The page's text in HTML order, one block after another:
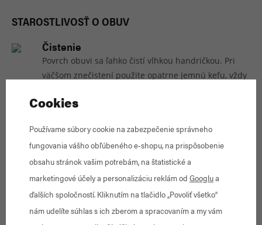
STAROSTLIVOSŤ O OBUV
Čistenie
Povrch obuvi sa ľahko čistí vlhkou handričkou. Pri
väčšom znečistení použite opatrne jemnú kefu, vždy
Vyberte stielku, pokiaľ je to možné a obuv vysušte pri
izbovej teplote v dobre vetranej miestnosti. Chráňte
Následná starostlivosť
Kožené časti obuvi je nutné pravidelne vyživovať
krémom, voskom či iným prípravkom na výživu kože.
Cookies
Používame súbory cookie na zabezpečenie správneho
fungovania vášho obľúbeného e-shopu, na prispôsobenie
obsahu stránok vašim potrebám, na štatistické a
marketingové účely a personalizáciu reklám od Googlua
ďalších spoločností. Kliknutím na tlačidlo „Povoliť všetko“
nám udelíte súhlas s ich zberom a spracovaním a my vám